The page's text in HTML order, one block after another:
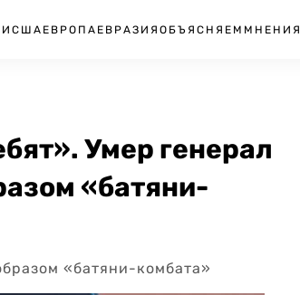
США ЕВРОПА ЕВРАЗИЯ ОБЪЯСНЯЕМ МНЕНИЯ
Умер генерал
«батяни-
«батяни-комбата»